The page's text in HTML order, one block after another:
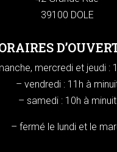
39100 DOLE
mercredi et jeudi :
– vendredi : 11h à
– samedi : 10h à minuit
– fermé le lundi et le